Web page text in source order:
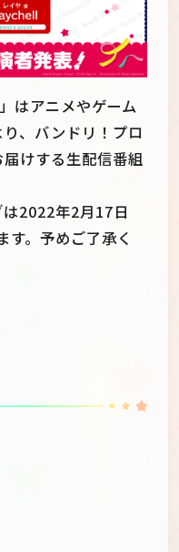
はアニメやゲーム
、バンドリ！プロ
けする生配信番組
2022年2月17日
。予めご了承く